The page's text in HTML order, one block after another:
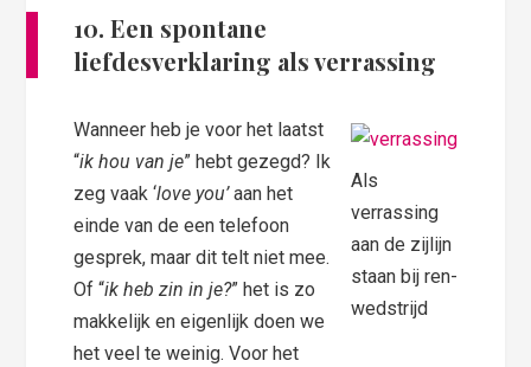
10. Een spontane
liefdesverklaring als verrassing
Als
verrassing
aan de zijlijn
staan bij ren-
wedstrijd
Wanneer heb je voor het laatst
“ik hou van je” hebt gezegd? Ik
zeg vaak ‘love you’aan het
einde van de een telefoon
gesprek, maar dit telt niet mee.
Of “ik heb zin in je?” het is zo
makkelijk en eigenlijk doen we
het veel te weinig. Voor het